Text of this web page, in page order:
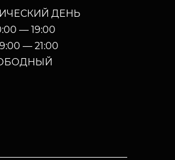
ДЕНЬ
— 19:00
— 21:00